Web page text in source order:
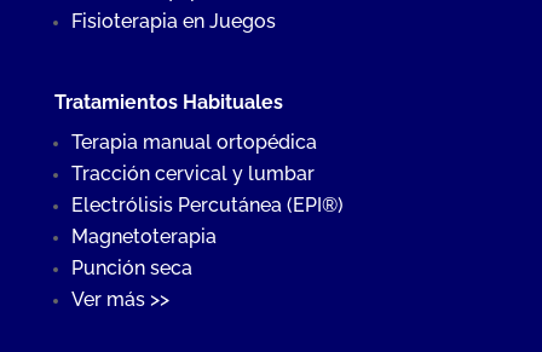
Fisioterapia en Juegos
Tratamientos Habituales
Terapia manual ortopédica
Tracción cervical y lumbar
Electrólisis Percutánea (EPI®)
Magnetoterapia
Punción seca
Ver más >>